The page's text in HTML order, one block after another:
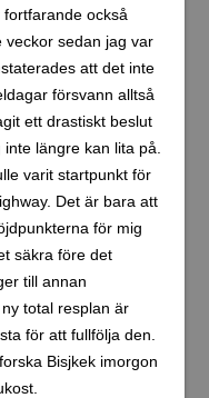
också
sedan jag var
att det inte
försvann alltså
ett drastiskt beslut
längre kan lita på.
varit startpunkt för
Det är bara att
för mig
säkra före det
till annan
total resplan är
för att fullfölja den.
Bisjkek imorgon